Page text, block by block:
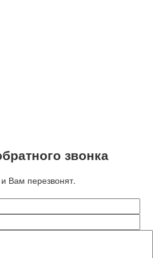
звонка
Вам перезвонят.